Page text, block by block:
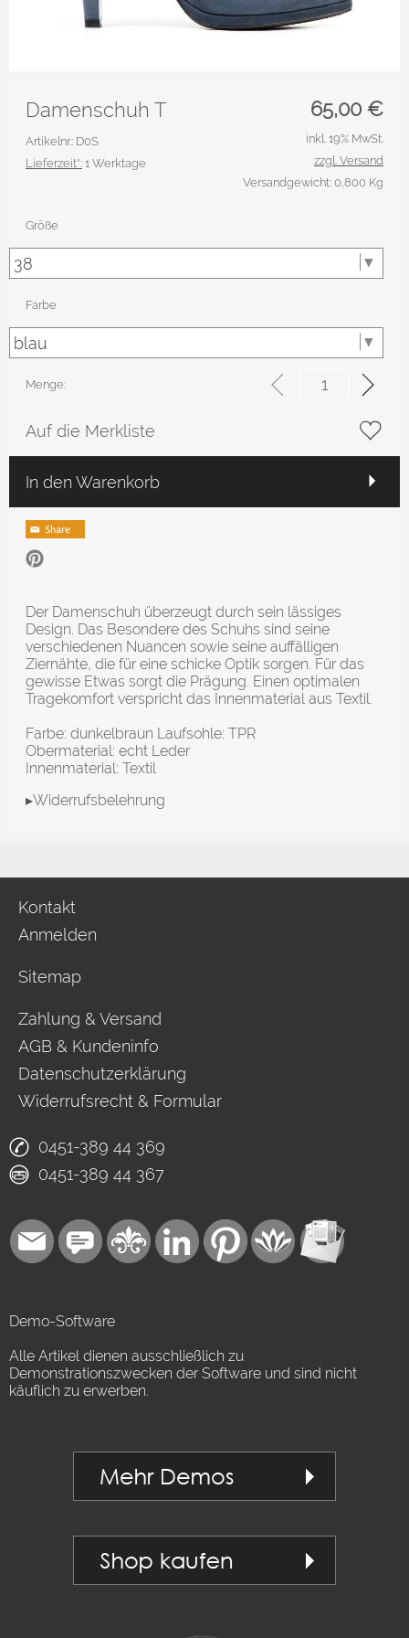
65,00 €
Damenschuh T
Artikelnr.: D0S
Lieferzeit*: 1 Werktage
inkl. 19% MwSt.
zzgl. Versand
Versandgewicht: 0,800 Kg
Größe
Farbe
Menge:
Auf die Merkliste
In den Warenkorb
Der Damenschuh überzeugt durch sein lässiges
Design. Das Besondere des Schuhs sind seine
verschiedenen Nuancen sowie seine auffälligen
Ziernähte, die für eine schicke Optik sorgen. Für das
gewisse Etwas sorgt die Prägung. Einen optimalen
Tragekomfort verspricht das Innenmaterial aus Textil.
Farbe: dunkelbraun Laufsohle: TPR
Obermaterial: echt Leder
Innenmaterial: Textil
▸Widerrufsbelehrung
Kontakt
Anmelden
Sitemap
Zahlung & Versand
AGB & Kundeninfo
Datenschutzerklärung
Widerrufsrecht & Formular
0451-389 44 369
0451-389 44 367
Demo-Software
Alle Artikel dienen ausschließlich zu
Demonstrationszwecken der Software und sind nicht
käuflich zu erwerben.